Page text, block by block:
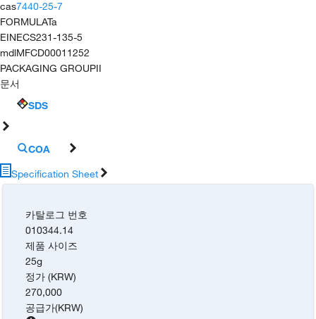
cas7440-25-7
FORMULATa
EINECS231-135-5
mdlMFCD00011252
PACKAGING GROUPII
문서
SDS
COA
Specification Sheet
카탈로그 번호
010344.14
제품 사이즈
25g
정가 (KRW)
270,000
공급가(KRW)